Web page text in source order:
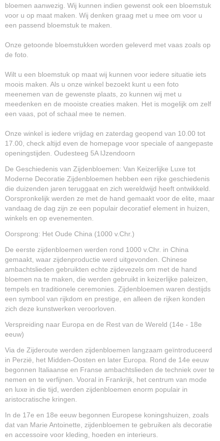
bloemen aanwezig. Wij kunnen indien gewenst ook een bloemstuk
voor u op maat maken. Wij denken graag met u mee om voor u
een passend bloemstuk te maken.
Onze getoonde bloemstukken worden geleverd met vaas zoals op
de foto.
Wilt u een bloemstuk op maat wij kunnen voor iedere situatie iets
moois maken. Als u onze winkel bezoekt kunt u een foto
meenemen van de gewenste plaats, zo kunnen wij met u
meedenken en de mooiste creaties maken. Het is mogelijk om zelf
een vaas, pot of schaal mee te nemen.
Onze winkel is iedere vrijdag en zaterdag geopend van 10.00 tot
17.00, check altijd even de homepage voor speciale of aangepaste
openingstijden. Oudesteeg 5A IJzendoorn
De Geschiedenis van Zijdenbloemen: Van Keizerlijke Luxe tot
Moderne Decoratie Zijdenbloemen hebben een rijke geschiedenis
die duizenden jaren teruggaat en zich wereldwijd heeft ontwikkeld.
Oorspronkelijk werden ze met de hand gemaakt voor de elite, maar
vandaag de dag zijn ze een populair decoratief element in huizen,
winkels en op evenementen.
Oorsprong: Het Oude China (1000 v.Chr.)
De eerste zijdenbloemen werden rond 1000 v.Chr. in China
gemaakt, waar zijdenproductie werd uitgevonden. Chinese
ambachtslieden gebruikten echte zijdevezels om met de hand
bloemen na te maken, die werden gebruikt in keizerlijke paleizen,
tempels en traditionele ceremonies. Zijdenbloemen waren destijds
een symbool van rijkdom en prestige, en alleen de rijken konden
zich deze kunstwerken veroorloven.
Verspreiding naar Europa en de Rest van de Wereld (14e - 18e
eeuw)
Via de Zijderoute werden zijdenbloemen langzaam geïntroduceerd
in Perzië, het Midden-Oosten en later Europa. Rond de 14e eeuw
begonnen Italiaanse en Franse ambachtslieden de techniek over te
nemen en te verfijnen. Vooral in Frankrijk, het centrum van mode
en luxe in die tijd, werden zijdenbloemen enorm populair in
aristocratische kringen.
In de 17e en 18e eeuw begonnen Europese koningshuizen, zoals
dat van Marie Antoinette, zijdenbloemen te gebruiken als decoratie
en accessoire voor kleding, hoeden en interieurs.